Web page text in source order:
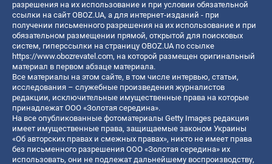
разрешения на их использование и при условии обязательной
ссылки на сайт OBOZ.UA, а для интернет-изданий - при
получении письменного разрешения на их использование и при
обязательном размещении прямой, открытой для поисковых
систем, гиперссылки на страницу OBOZ.UA по ссылке
https://www.obozrevatel.com, на которой размещен оригинальный
материал в первом абзаце материала.
Все материалы на этом сайте, в том числе интервью, статьи,
исследования – служебные произведения журналистов
редакции, исключительные имущественные права на которые
принадлежат ООО «Золотая середина».
На все опубликованные фотоматериалы Getty Images редакция
имеет имущественные права, защищаемые законом Украины
«Об авторских правах и смежных правах», никто не имеет права
без письменного разрешения ООО «Золотая середина» их
использовать, они не подлежат дальнейшему воспроизводству,